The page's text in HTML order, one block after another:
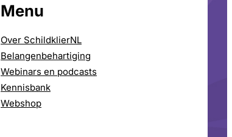
Menu
Over SchildklierNL
Belangenbehartiging
Webinars en podcasts
Kennisbank
Webshop